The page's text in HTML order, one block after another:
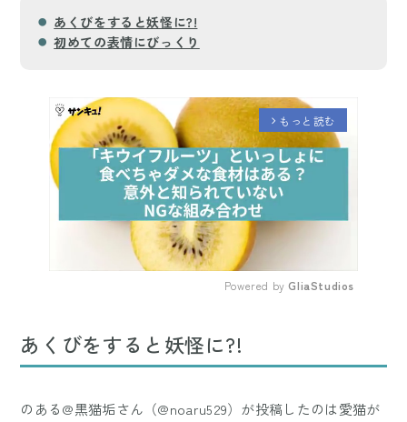
あくびをすると妖怪に?!
初めての表情にびっくり
arrow_forward_ios もっと読む
Powered by GliaStudios
あくびをすると妖怪に?!
のある@黒猫垢さん（@noaru529）が投稿したのは愛猫が